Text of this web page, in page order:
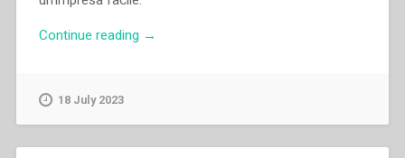
Continue reading “Piera
→
18 July 2023